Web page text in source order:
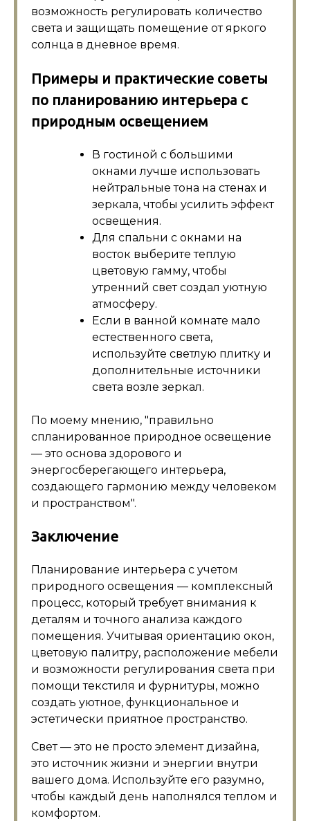
возможность регулировать количество
света и защищать помещение от яркого
солнца в дневное время.
Примеры и практические советы
по планированию интерьера с
природным освещением
В гостиной с большими
окнами лучше использовать
нейтральные тона на стенах и
зеркала, чтобы усилить эффект
освещения.
Для спальни с окнами на
восток выберите теплую
цветовую гамму, чтобы
утренний свет создал уютную
атмосферу.
Если в ванной комнате мало
естественного света,
используйте светлую плитку и
дополнительные источники
света возле зеркал.
По моему мнению, правильно
спланированное природное освещение
— это основа здорового и
энергосберегающего интерьера,
создающего гармонию между человеком
и пространством .
Заключение
Планирование интерьера с учетом
природного освещения — комплексный
процесс, который требует внимания к
деталям и точного анализа каждого
помещения. Учитывая ориентацию окон,
цветовую палитру, расположение мебели
и возможности регулирования света при
помощи текстиля и фурнитуры, можно
создать уютное, функциональное и
эстетически приятное пространство.
Свет — это не просто элемент дизайна,
это источник жизни и энергии внутри
вашего дома. Используйте его разумно,
чтобы каждый день наполнялся теплом и
комфортом.